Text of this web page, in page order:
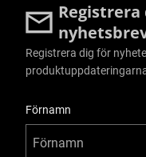
Registrera
Registrera dig för
Förnamn